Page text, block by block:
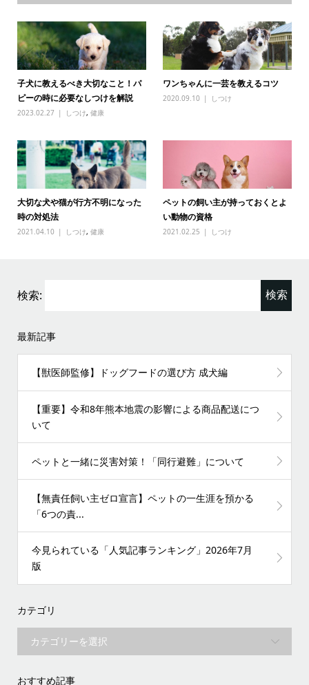
子犬に教えるべき大切なこと！パ
ピーの時に必要なしつけを解説
2023.02.27 しつけ, 健康
ワンちゃんに一芸を教えるコツ
2020.09.10 しつけ
大切な犬や猫が行方不明になった
時の対処法
2021.04.10 しつけ, 健康
ペットの飼い主が持っておくとよ
い動物の資格
2021.02.25 しつけ
検索:
最新記事
【獣医師監修】ドッグフードの選び方 成犬編
【重要】令和8年熊本地震の影響による商品配送につ
いて
ペットと一緒に災害対策！「同行避難」について
【無責任飼い主ゼロ宣言】ペットの一生涯を預かる
「6つの責...
今見られている「人気記事ランキング」2026年7月
版
カテゴリ
おすすめ記事